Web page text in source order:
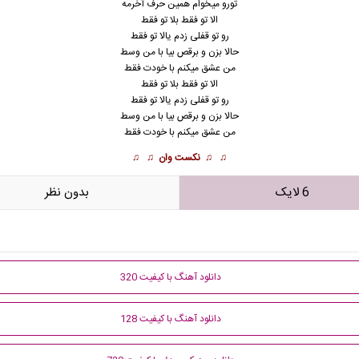
تورو میخوام همین حرف آخرمه
الا تو فقط بلا تو فقط
رو تو قفلی زدم یالا تو فقط
حالا بزن و برقص بیا با من وسط
من عشق میکنم با خودت فقط
الا تو فقط بلا تو فقط
رو تو قفلی زدم یالا تو فقط
حالا بزن و برقص بیا با من وسط
من عشق میکنم با خودت فقط
♫ ♫ نکست وان ♫ ♫
6 لایک بدون نظر
دانلود آهنگ با کیفیت 320
دانلود آهنگ با کیفیت 128